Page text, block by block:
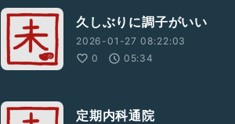
久しぶりに調子がいい
2026-01-27 08:22:03
0
05:34
定期内科通院